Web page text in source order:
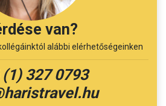
van?
alábbi elérhetőségeinken
(1) 327 0793